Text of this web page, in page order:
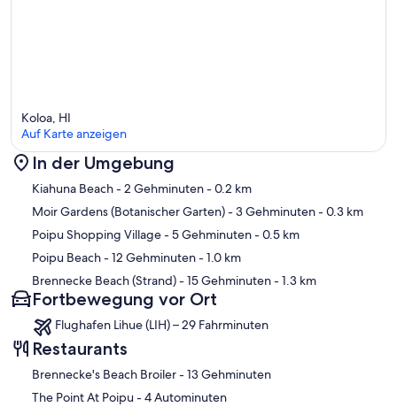
Karte
Koloa, HI
Auf Karte anzeigen
In der Umgebung
Kiahuna Beach- 2 Gehminuten- 0.2 km
Moir Gardens (Botanischer Garten)- 3 Gehminuten- 0.3 km
Poipu Shopping Village- 5 Gehminuten- 0.5 km
Poipu Beach- 12 Gehminuten- 1.0 km
Brennecke Beach (Strand)- 15 Gehminuten- 1.3 km
Fortbewegung vor Ort
Flughafen Lihue (LIH) – 29 Fahrminuten
Restaurants
‪Brennecke's Beach Broiler - ‬13 Gehminuten
‪The Point At Poipu - ‬4 Autominuten